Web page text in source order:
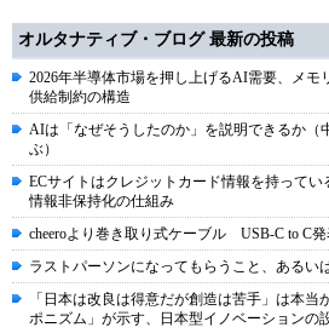
オルタナティブ・ブログ 最新の投稿
2026年半導体市場を押し上げるAI需要、メモ
供給制約の構造
AIは「なぜそうしたのか」を説明できるか（
ぶ）
ECサイトはクレジットカード情報を持って
情報非保持化の仕組み
cheeroより巻き取り式ケーブル USB-C to C発
ラストパーソンになってもらうこと、あるい
「日本は改良は得意だが創造は苦手」は本当
ポニズム」が示す、日本型イノベーションの